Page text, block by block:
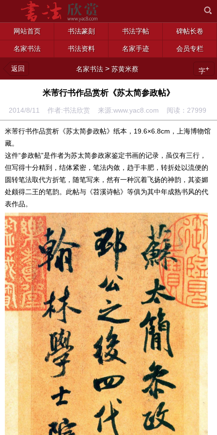
网站首页 书法篆刻 书法字帖 碑帖长卷
名家书法 书法资料 名家手迹 会员专栏
返回 名家书法 >苏黄米蔡 字+
米芾行书作品赏析《苏太简参政帖》
2014/8/11 作者:书法欣赏 来源:www.yac8.com 阅读： 27999
米芾行书作品赏析《苏太简参政帖》纸本，19.6×6.8cm，上海博物馆
藏。
这件“参政帖”是作者为苏太简参政家鉴定书画的记录，虽仅有三行，
但写得十分精到，结体紧密，笔法内敛，趋于丰肥，转折处以流便的
圆转笔法取代方折笔，随笔写来，然有一种沉着飞扬的神韵，其姿媚
处颇得二王的笔韵。此帖与《苕溪诗帖》等俱为其中年成熟书风的代
表作品。